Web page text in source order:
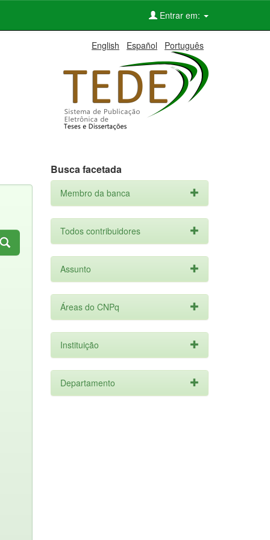
Entrar em:
English Español Português
Busca facetada
Membro da banca
Todos contribuidores
Assunto
Áreas do CNPq
Instituição
Departamento